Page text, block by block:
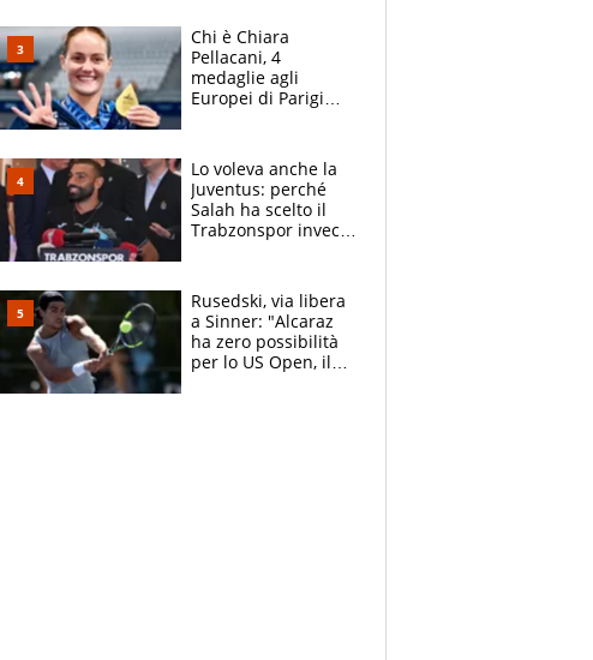
Chi è Chiara
Pellacani, 4
medaglie agli
Europei di Parigi
giornalista, mamma
insegnante e il
fratello calciatore
Lo voleva anche la
Juventus: perché
Salah ha scelto il
Trabzonspor invece
Rusedski, via libera
a Sinner: "Alcaraz
ha zero possibilità
per lo US Open, il